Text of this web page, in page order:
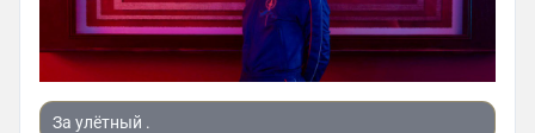
За улётный .